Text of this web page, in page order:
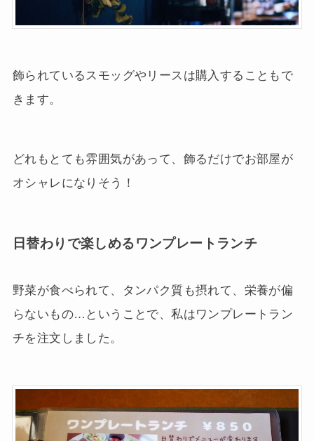
飾られているスモッグやリースは購入することもで
きます。
どれもとても雰囲気があって、飾るだけでお部屋が
オシャレになりそう！
日替わりで楽しめるワンプレートランチ
野菜が食べられて、タンパク質も摂れて、栄養が偏
らないもの…ということで、私はワンプレートラン
チを注文しました。